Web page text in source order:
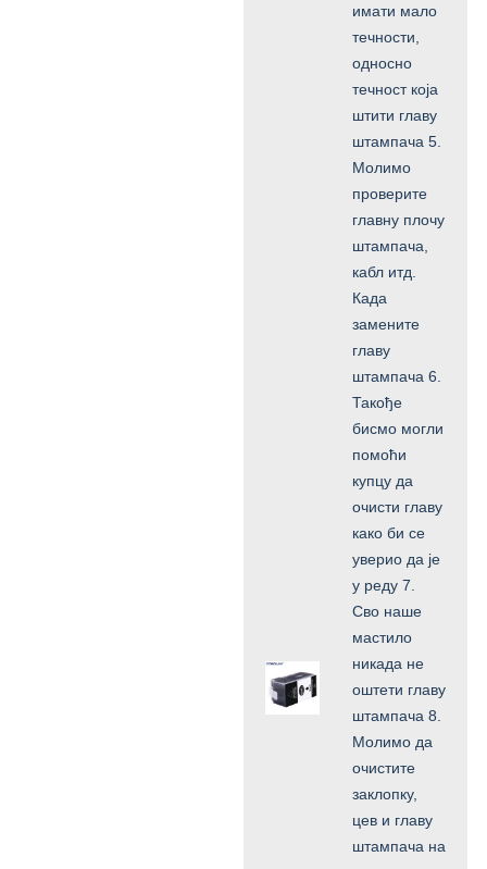
имати мало
течности,
односно
течност која
штити главу
штампача 5.
Молимо
проверите
главну плочу
штампача,
кабл итд.
Када
замените
главу
штампача 6.
Такође
бисмо могли
помоћи
купцу да
очисти главу
како би се
уверио да је
у реду 7.
Сво наше
мастило
никада не
оштети главу
штампача 8.
Молимо да
очистите
заклопку,
цев и главу
штампача на